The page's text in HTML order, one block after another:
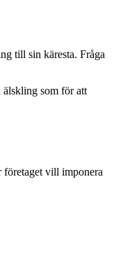
till sin käresta. Fråga
älskling som för att
företaget vill imponera